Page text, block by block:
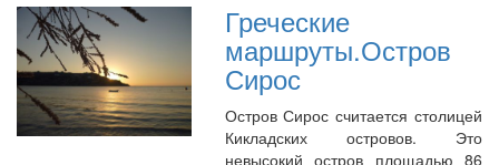
Греческие
маршруты.Остров
Сирос
Остров Сирос считается столицей
Кикладских островов. Это
невысокий остров площадью 86